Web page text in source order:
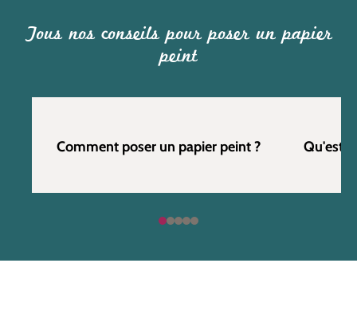
Tous nos conseils pour poser un papier
peint
Comment poser un papier peint ? Qu'est